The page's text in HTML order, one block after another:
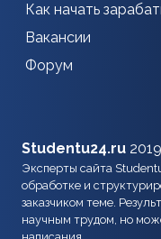
Как начать
Вакансии
Форум
Studentu24.ru
Эксперты сайта
обработке и
заказчиком теме.
научным трудом, но